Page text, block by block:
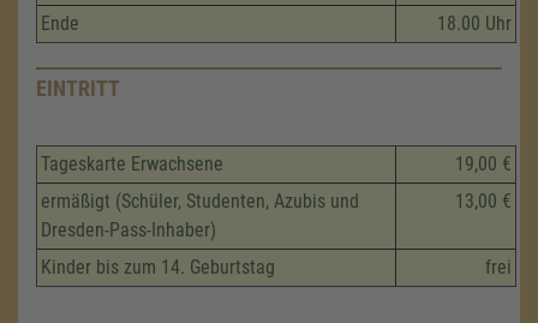
Ende
18.00 Uhr
EINTRITT
Tageskarte Erwachsene
19,00 €
ermäßigt (Schüler, Studenten, Azubis und
Dresden-Pass-Inhaber)
13,00 €
Kinder bis zum 14. Geburtstag frei